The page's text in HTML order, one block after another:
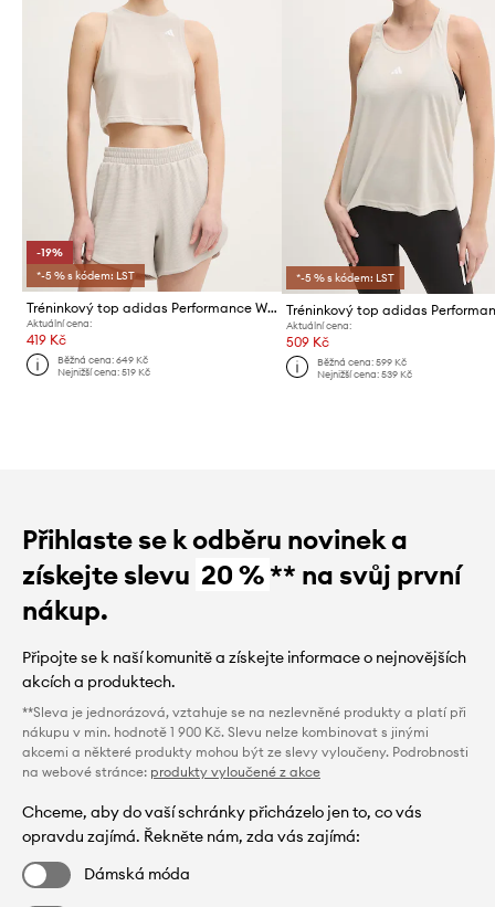
-19%
*-5 % s kódem: LST
Tréninkový top adidas Performance We Tank
Aktuální cena:
419 Kč
Běžná cena:649 Kč
Nejnižší cena:519 Kč
*-5 % s kódem: LST
Aktuální cena:
509 Kč
Běžná cena: 599 Kč
Nejnižší cena: 539 Kč
Přihlaste se k odběru novinek a
získejte slevu 20 %** na svůj první
nákup.
Připojte se k naší komunitě a získejte informace o nejnovějších
akcích a produktech.
**Sleva je jednorázová, vztahuje se na nezlevněné produkty a platí při
nákupu v min. hodnotě 1 900 Kč. Slevu nelze kombinovat s jinými
akcemi a některé produkty mohou být ze slevy vyloučeny. Podrobnosti
na webové stránce: produkty vyloučené z akce
Chceme, aby do vaší schránky přicházelo jen to, co vás
opravdu zajímá. Řekněte nám, zda vás zajímá:
Dámská móda